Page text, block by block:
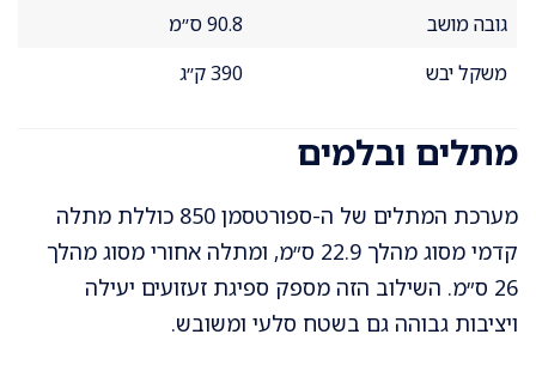
גובה מושב
90.8 ס״מ
משקל יבש
390 ק״ג
מתלים ובלמים
מערכת המתלים של ה-ספורטסמן 850 כוללת מתלה
קדמי מסוג מהלך 22.9 ס״מ, ומתלה אחורי מסוג מהלך
26 ס״מ. השילוב הזה מספק ספיגת זעזועים יעילה
ויציבות גבוהה גם בשטח סלעי ומשובש.